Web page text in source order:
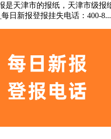
是天津市的报纸，天津市级报
日新报登报挂失电话：400-8...